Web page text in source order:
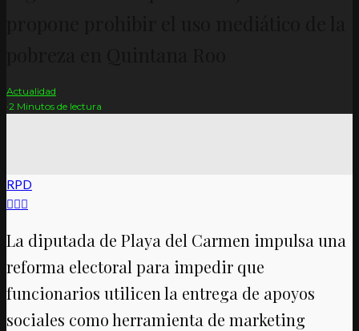
Actualidad
·2 Minutos de lectura
RPD
La diputada de Playa del Carmen impulsa una
reforma electoral para impedir que
funcionarios utilicen la entrega de apoyos
sociales como herramienta de marketing